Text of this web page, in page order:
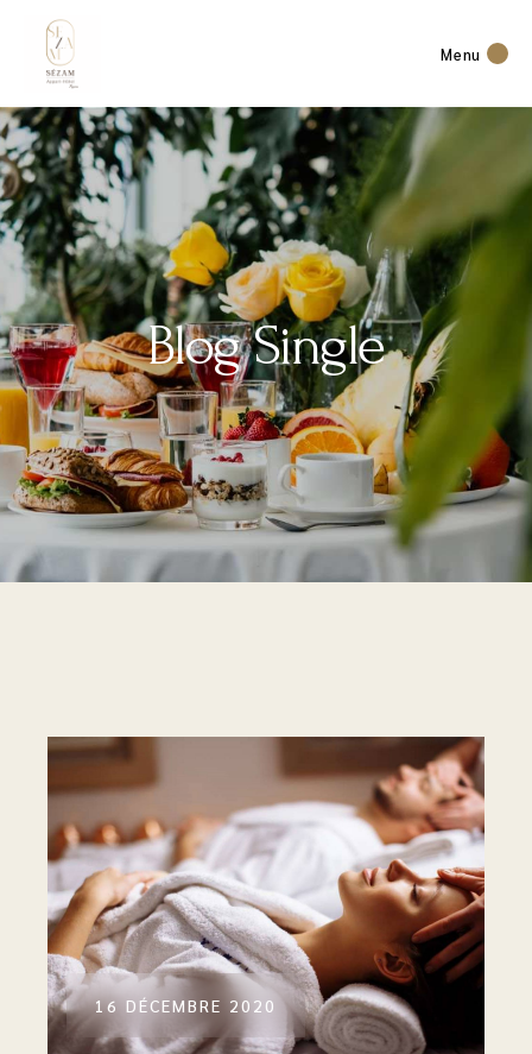
Menu
Blog Single
16 DÉCEMBRE 2020